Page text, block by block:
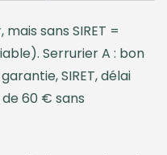
sans SIRET =
Serrurier A : bon
SIRET, délai
60 € sans